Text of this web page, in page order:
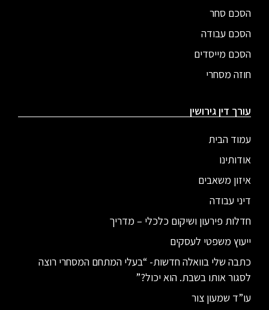
הסכם סחר
הסכם עבודה
הסכם מייסדים
חוזה מסחרי
עורך דין גירושין
עמוד הבית
אודותינו
איזון משאבים
דיני עבודה
חדלות פירעון ושיקום כלכלי – מדריך
ייעוץ משפטי לעסקים
כתבה שלי בוואלה חדשות- “בעלי המתחם המסחרי רוצה
לסגור אותו בשבת. הוא יכול?”
עו”ד שמעון צור